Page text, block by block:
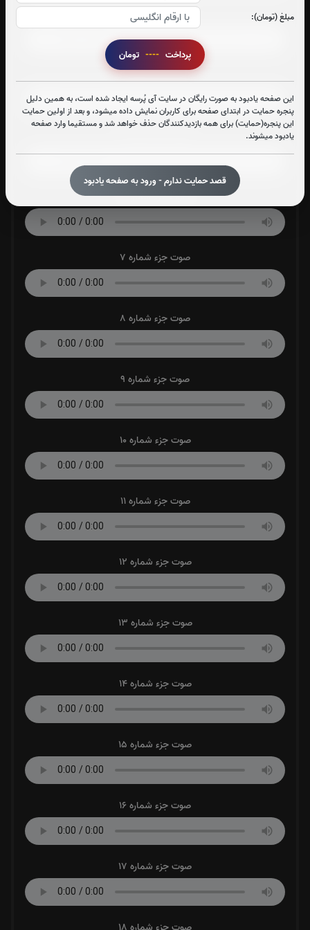
مبلغ (تومان):
پرداخت ----
این صفحه یادبود به صورت رایگان در سایت آی پُرسه ایجاد شده است، به همین دلیل
پنجره حمایت در ابتدای صفحه برای کاربران نمایش داده میشود، و بعد از اولین حمایت
این پنجره(حمایت) برای همه بازدیدکنندگان حذف خواهد شد و مستقیما وارد صفحه
یادبود میشوند.
قصد حمایت ندارم - ورود به صفحه یادبود
صوت جزء شماره 3
صوت جزء شماره 4
صوت جزء شماره 6
صوت جزء شماره 7
صوت جزء شماره 8
صوت جزء شماره 9
صوت جزء شماره 10
صوت جزء شماره 11
صوت جزء شماره 12
صوت جزء شماره 13
صوت جزء شماره 14
صوت جزء شماره 15
صوت جزء شماره 16
صوت جزء شماره 17